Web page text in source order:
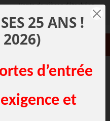
Vente de pièces détachées
Menuisier dans le Nord
25 ANS !
2026)
d’entrée
et
38 04
- GARAGE